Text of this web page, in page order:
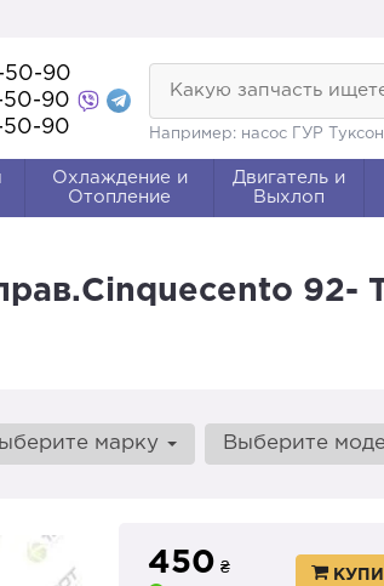
50-90
90
90
Какую запчасть
Например: насос ГУР
Охлаждение и
Отопление
Двигатель и
Выхлоп
92-
марку Выберите
450 ₴